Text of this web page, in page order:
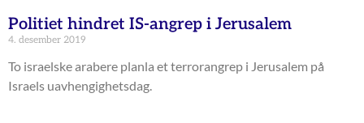
Politiet hindret IS-angrep i Jerusalem
4. desember 2019
To israelske arabere planla et terrorangrep i Jerusalem på
Israels uavhengighetsdag.